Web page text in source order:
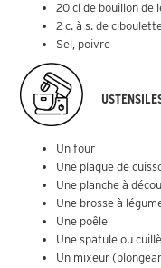
20 cl de bouillon de
2 c. à s. de
Sel, poivre
Un four
Une plaque de
Une planche à
Une brosse à
Une poêle
Une spatule ou
Un mixeur